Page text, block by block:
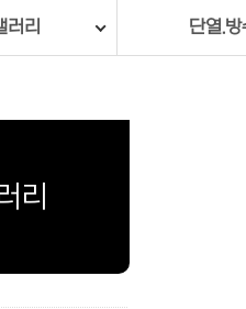
러리 단열.방
리